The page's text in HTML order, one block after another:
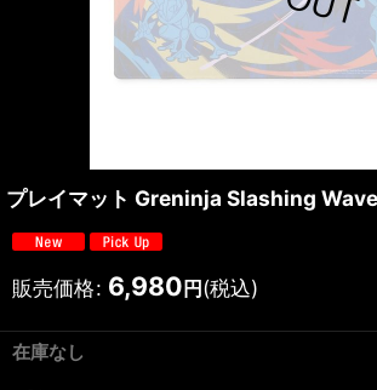
プレイマット Greninja Slashing
販売価格: 6,980 円 (税込)
在庫なし